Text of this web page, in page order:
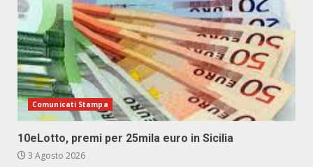
Comunicati Stampa
10eLotto, premi per 25mila euro in Sicilia
3 Agosto 2026